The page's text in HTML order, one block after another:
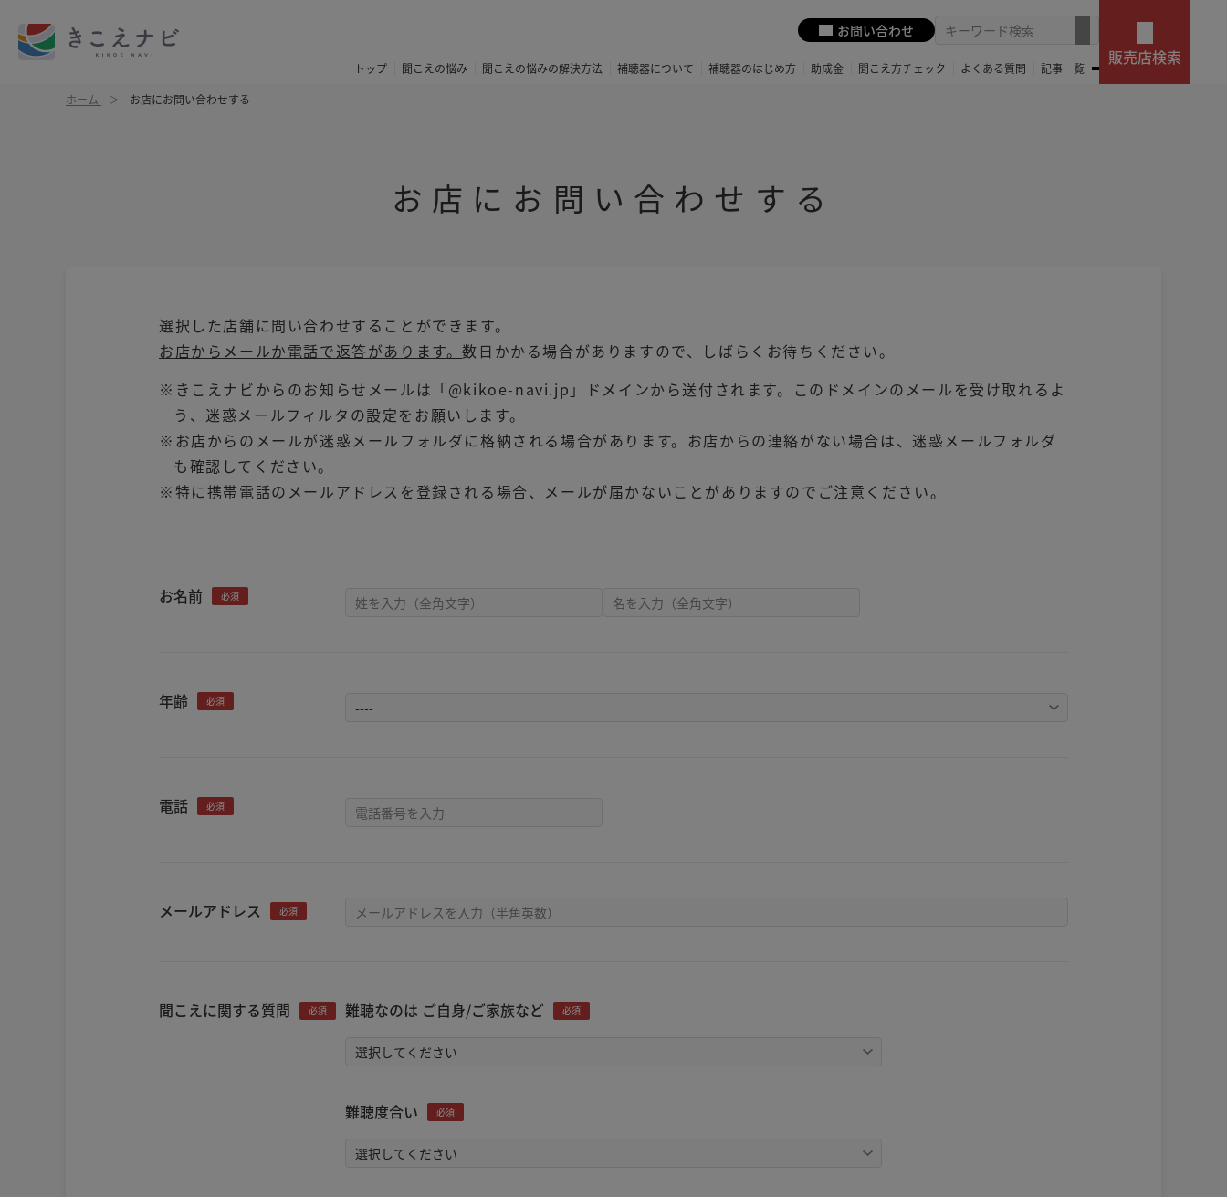
お問い合わせ
トップ 聞こえの悩み 聞こえの悩みの解決方法 補聴器について 補聴器のはじめ方 助成金 聞こえ方チェック よくある質問 記事一覧
販売店検索
ホーム お店にお問い合わせする
お店にお問い合わせする
選択した店舗に問い合わせすることができます。
お店からメールか電話で返答があります。数日かかる場合がありますので、しばらくお待ちください。
※きこえナビからのお知らせメールは「@kikoe-navi.jp」ドメインから送付されます。このドメインのメールを受け取れるよ
う、迷惑メールフィルタの設定をお願いします。
※お店からのメールが迷惑メールフォルダに格納される場合があります。お店からの連絡がない場合は、迷惑メールフォルダ
も確認してください。
※特に携帯電話のメールアドレスを登録される場合、メールが届かないことがありますのでご注意ください。
お名前 必須
年齢 必須
電話 必須
メールアドレス 必須
聞こえに関する質問 必須 難聴なのは ご自身/ご家族など 必須
難聴度合い 必須